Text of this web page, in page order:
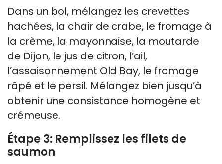
Dans un bol, mélangez les crevettes
hachées, la chair de crabe, le fromage à
la crème, la mayonnaise, la moutarde
de Dijon, le jus de citron, l’ail,
l’assaisonnement Old Bay, le fromage
râpé et le persil. Mélangez bien jusqu’à
obtenir une consistance homogène et
crémeuse.
Étape 3: Remplissez les filets de
saumon